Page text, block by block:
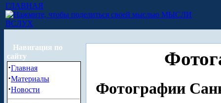
ГЛАВНАЯ
МЫСЛИ
ВСЛУХ
Навигация по
сайту
·Главная
·Материалы
·Новости Фотографии